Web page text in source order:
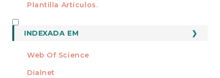
Plantilla Artículos.
INDEXADA EM
Web Of Science
Dialnet